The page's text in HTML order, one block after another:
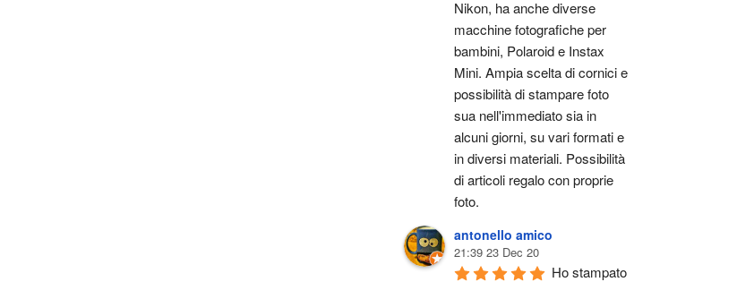
Nikon, ha anche diverse
macchine fotografiche per
bambini, Polaroid e Instax
Mini. Ampia scelta di cornici e
possibilità di stampare foto
sua nell'immediato sia in
alcuni giorni, su vari formati e
in diversi materiali. Possibilità
di articoli regalo con proprie
foto.
antonello amico
21:39 23 Dec 20
Ho stampato